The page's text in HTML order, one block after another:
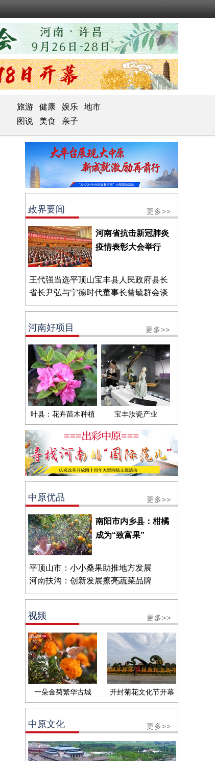
旅游 健康 娱乐
地市
图说 美食 亲子
政界要闻 更多>>
河南省抗击新冠肺炎
疫情表彰大会举行
王代强当选平顶山宝丰县人民政府县长
省长尹弘与宁德时代董事长曾毓群会谈
河南好项目 更多>>
叶县：花卉苗木种植 宝丰汝瓷产业
中原优品 更多>>
南阳市内乡县：柑橘
成为“致富果”
平顶山市：小小桑果助推地方发展
河南扶沟：创新发展擦亮蔬菜品牌
视频 更多>>
一朵金菊繁华古城 开封菊花文化节开幕
中原文化 更多>>